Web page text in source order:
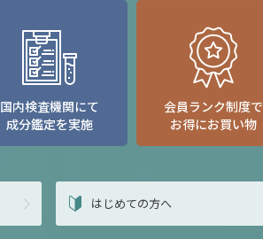
国内検査機関にて
成分鑑定を実施
会員ランク制度で
お得にお買い物
はじめての方へ